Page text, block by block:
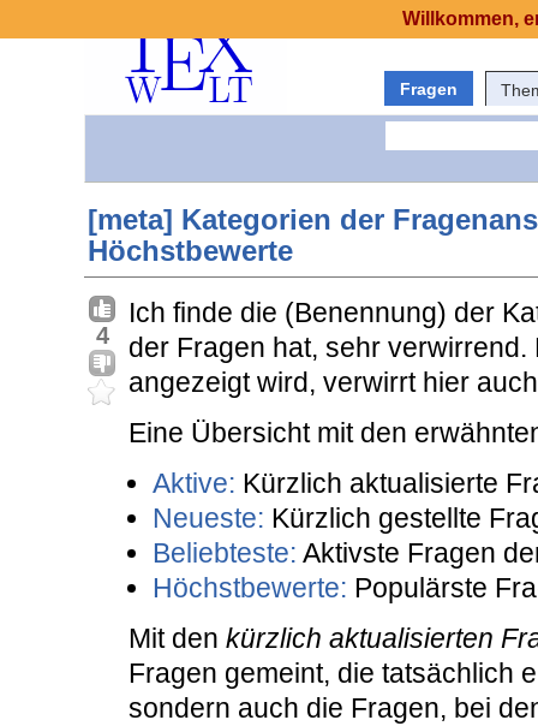
Fragen
[meta] Kategorien der
Höchstbewerte
4
Ich finde die (Benennung) der
der Fragen hat, sehr
angezeigt wird, verwirrt hier
Eine Übersicht mit den
Aktive: Kürzlich aktualisierte
Neueste: Kürzlich gestellte
Beliebteste: Aktivste Fragen
Höchstbewerte: Populärste
Mit den kürzlich aktualisierten
Fragen gemeint, die tatsächlich
sondern auch die Fragen, bei
Willkommen,